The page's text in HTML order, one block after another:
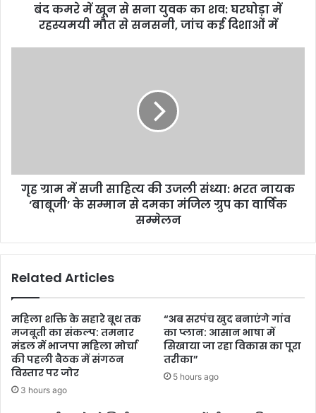
बंद कमरे में खून से सना युवक का शव: घरघोड़ा में
रहस्यमयी मौत से सनसनी, जांच कई दिशाओं में
गृह ग्राम में सजी साहित्य की उजली संध्या: भरत नायक
‘बाबूजी’ के सम्मान से दमका मंजिल ग्रुप का वार्षिक
सम्मेलन
Related Articles
महिला शक्ति के सहारे बूथ तक
मजबूती का संकल्प: तमनार
मंडल में भाजपा महिला मोर्चा
की पहली बैठक में संगठन
विस्तार पर जोर
3 hours ago
“अब सरपंच खुद बनाएंगे गांव
का प्लान: आसान भाषा में
सिखाया जा रहा विकास का पूरा
तरीका”
5 hours ago